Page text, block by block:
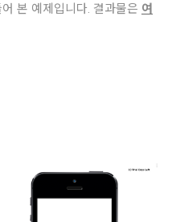
본 예제입니다. 결과물은 여